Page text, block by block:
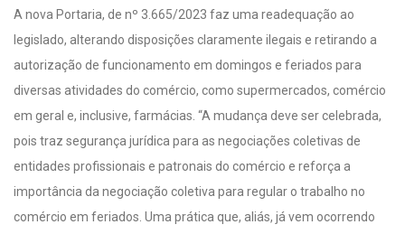
​A nova Portaria, de nº 3.665/2023 faz uma readequação ao
legislado, alterando disposições claramente ilegais e retirando a
autorização de funcionamento em domingos e feriados para
diversas atividades do comércio, como supermercados, comércio
em geral e, inclusive, farmácias. “A mudança deve ser celebrada,
pois traz segurança jurídica para as negociações coletivas de
entidades profissionais e patronais do comércio e reforça a
importância da negociação coletiva para regular o trabalho no
comércio em feriados. Uma prática que, aliás, já vem ocorrendo